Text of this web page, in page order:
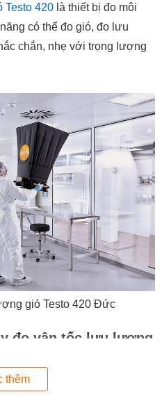
Testo 420 là thiết bị đo môi
có thể đo gió, đo lưu
chắn, nhẹ với trọng lượng
gió Testo 420 Đức
đo vận tốc lưu lượng
nhiệt độ
thêm